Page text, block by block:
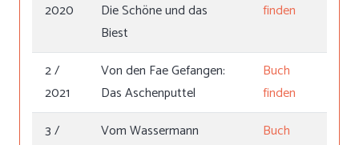
2020
Die Schöne und das
Biest
finden
2 /
2021
Von den Fae Gefangen:
Das Aschenputtel
Buch
finden
3 /
Vom Wassermann
Buch